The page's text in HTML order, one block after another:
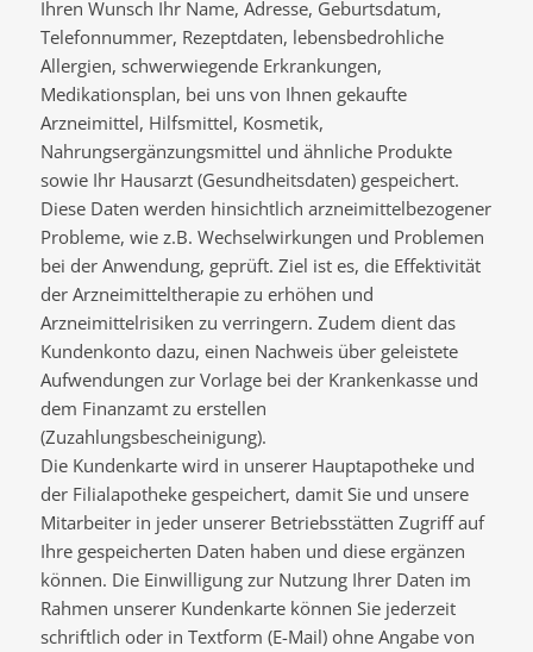
Ihren Wunsch Ihr Name, Adresse, Geburtsdatum,
Telefonnummer, Rezeptdaten, lebensbedrohliche
Allergien, schwerwiegende Erkrankungen,
Medikationsplan, bei uns von Ihnen gekaufte
Arzneimittel, Hilfsmittel, Kosmetik,
Nahrungsergänzungsmittel und ähnliche Produkte
sowie Ihr Hausarzt (Gesundheitsdaten) gespeichert.
Diese Daten werden hinsichtlich arzneimittelbezogener
Probleme, wie z.B. Wechselwirkungen und Problemen
bei der Anwendung, geprüft. Ziel ist es, die Effektivität
der Arzneimitteltherapie zu erhöhen und
Arzneimittelrisiken zu verringern. Zudem dient das
Kundenkonto dazu, einen Nachweis über geleistete
Aufwendungen zur Vorlage bei der Krankenkasse und
dem Finanzamt zu erstellen
(Zuzahlungsbescheinigung).
Die Kundenkarte wird in unserer Hauptapotheke und
der Filialapotheke gespeichert, damit Sie und unsere
Mitarbeiter in jeder unserer Betriebsstätten Zugriff auf
Ihre gespeicherten Daten haben und diese ergänzen
können. Die Einwilligung zur Nutzung Ihrer Daten im
Rahmen unserer Kundenkarte können Sie jederzeit
schriftlich oder in Textform (E-Mail) ohne Angabe von